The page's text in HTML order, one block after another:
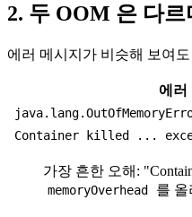
2. 두 OOM 은 다르
에러 메시지가 비슷해 보여
에러
Container killed ...
가장 흔한 오해:
memoryOverhead 를